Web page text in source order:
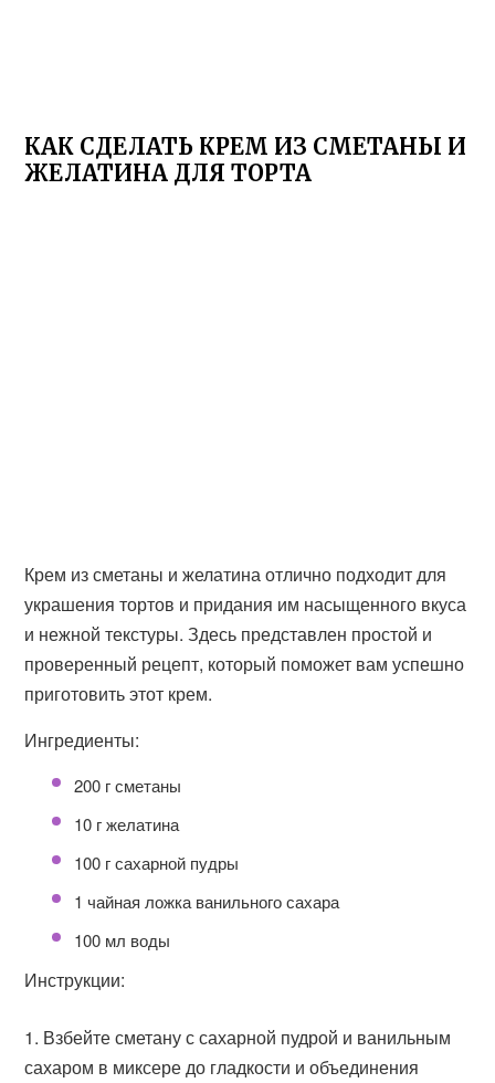
КАК СДЕЛАТЬ КРЕМ ИЗ СМЕТАНЫ И
ЖЕЛАТИНА ДЛЯ ТОРТА
Крем из сметаны и желатина отлично подходит для
украшения тортов и придания им насыщенного вкуса
и нежной текстуры. Здесь представлен простой и
проверенный рецепт, который поможет вам успешно
приготовить этот крем.
Ингредиенты:
200 г сметаны
10 г желатина
100 г сахарной пудры
1 чайная ложка ванильного сахара
100 мл воды
Инструкции:
Взбейте сметану с сахарной пудрой и ванильным
сахаром в миксере до гладкости и объединения